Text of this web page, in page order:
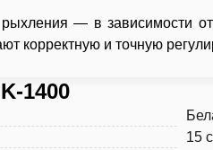
— в зависимости
корректную и точную
1400
15